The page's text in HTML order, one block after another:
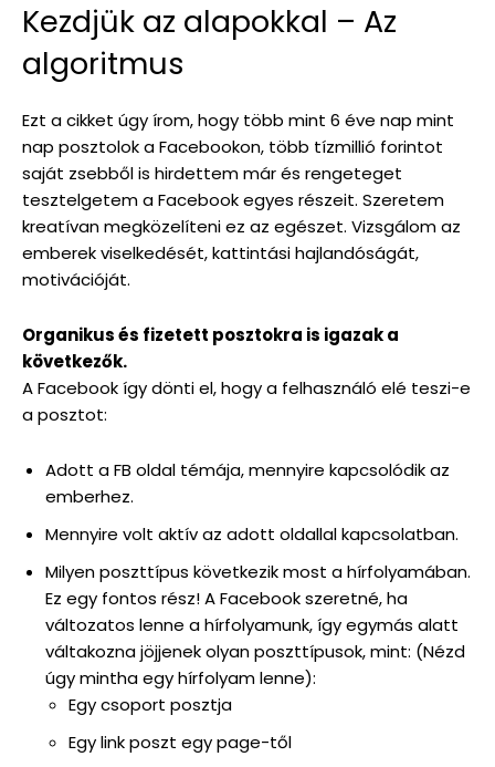
Kezdjük az alapokkal – Az
algoritmus
Ezt a cikket úgy írom, hogy több mint 6 éve nap mint
nap posztolok a Facebookon, több tízmillió forintot
saját zsebből is hirdettem már és rengeteget
tesztelgetem a Facebook egyes részeit. Szeretem
kreatívan megközelíteni ez az egészet. Vizsgálom az
emberek viselkedését, kattintási hajlandóságát,
motivációját.
Organikus és fizetett posztokra is igazak a
következők.
A Facebook így dönti el, hogy a felhasználó elé teszi-e
a posztot:
Adott a FB oldal témája, mennyire kapcsolódik az
emberhez.
Mennyire volt aktív az adott oldallal kapcsolatban.
Milyen poszttípus következik most a hírfolyamában.
Ez egy fontos rész! A Facebook szeretné, ha
változatos lenne a hírfolyamunk, így egymás alatt
váltakozna jöjjenek olyan poszttípusok, mint: (Nézd
úgy mintha egy hírfolyam lenne):
Egy csoport posztja
Egy link poszt egy page-től